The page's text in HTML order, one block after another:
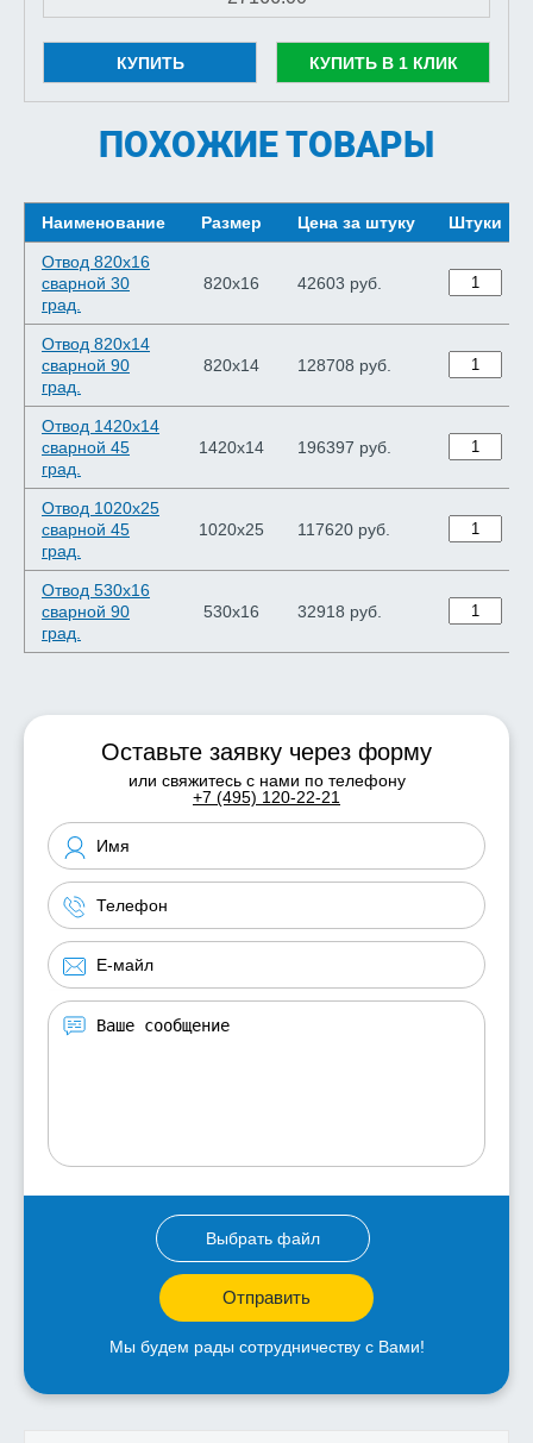
КУПИТЬ КУПИТЬ В 1 КЛИК
ПОХОЖИЕ ТОВАРЫ
Наименование Размер Цена за штуку Штуки
Отвод 820х16
сварной 30
град.
820х16 42603 руб.
Отвод 820х14
сварной 90
град.
820х14 128708 руб.
Отвод 1420х14
сварной 45
град.
1420х14 196397 руб.
Отвод 1020х25
сварной 45
град.
1020х25 117620 руб.
Отвод 530х16
сварной 90
град.
530х16 32918 руб.
Оставьте заявку через форму
или свяжитесь с нами по телефону
+7 (495) 120-22-21
Выбрать файл
Отправить
Мы будем рады сотрудничеству с Вами!